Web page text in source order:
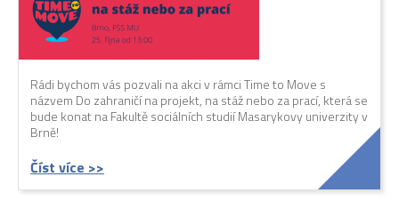
Rádi bychom vás pozvali na akci v rámci Time to Move s
názvem Do zahraničí na projekt, na stáž nebo za prací, která se
bude konat na Fakultě sociálních studií Masarykovy univerzity v
Brně!
Číst více >>